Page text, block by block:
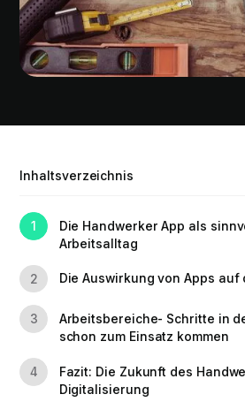
Inhaltsverzeichnis
1
Die Handwerker App als
Arbeitsalltag
2 Die Auswirkung von Apps auf
3
Arbeitsbereiche- Schritte in
schon zum Einsatz kommen
4
Fazit: Die Zukunft des
Digitalisierung